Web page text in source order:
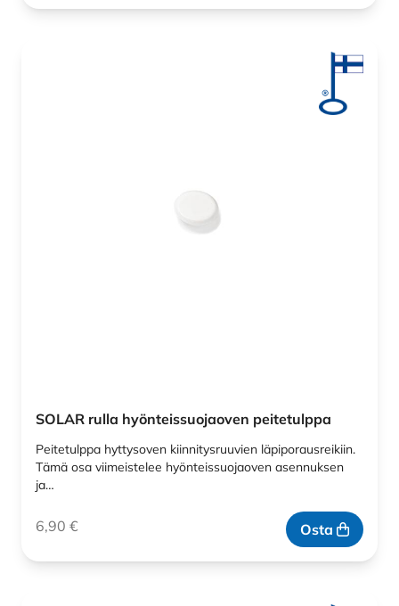
SOLAR rulla hyönteissuojaoven peitetulppa
Peitetulppa hyttysoven kiinnitysruuvien läpiporausreikiin.
Tämä osa viimeistelee hyönteissuojaoven asennuksen
ja…
6,90 € Osta